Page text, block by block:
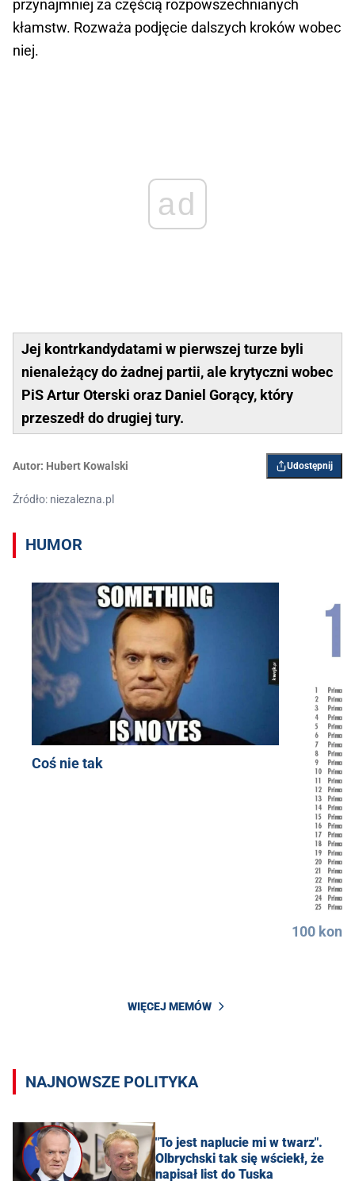
przynajmniej za częścią rozpowszechnianych
kłamstw. Rozważa podjęcie dalszych kroków wobec
niej.
ad
Jej kontrkandydatami w pierwszej turze byli
nienależący do żadnej partii, ale krytyczni wobec
PiS Artur Oterski oraz Daniel Gorący, który
przeszedł do drugiej tury.
Autor: Hubert Kowalski Udostępnij
Źródło: niezalezna.pl
HUMOR
Coś nie tak
100
WIĘCEJ MEMÓW
NAJNOWSZE POLITYKA
"To jest naplucie mi w twarz".
Olbrychski tak się wściekł, że
napisał list do Tuska